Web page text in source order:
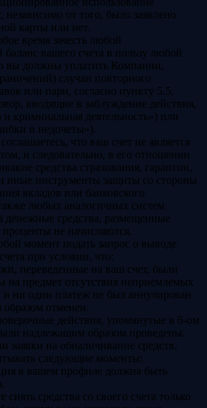
независимо от того, было заявлено
карты или нет.
время зачесть любой
вашего счета в пользу любой
вы должны уплатить Компании,
случаи повторного
или пари, согласно пункту 5.5,
вводящие в заблуждение действия,
криминальная деятельность») или
и недочеты»).
что ваш счет не является
и следовательно, в его отношении
средства страхования, гарантии,
иные инструменты защиты со стороны
вкладов или банковского
любых аналогичных систем
денежные средства, размещенные
не начисляются.
момент подать запрос о выводе
при условии, что:
переведенные на ваш счет, были
на предмет отсутствия неприемлемых
и ни один платеж не был аннулирован
отменен.
действия, упомянутые в 6-ом
надлежащим образом проведены.
заявки на обналичивание средств,
следующие моменты:
в вашем профиле должна быть
средства со своего счета только